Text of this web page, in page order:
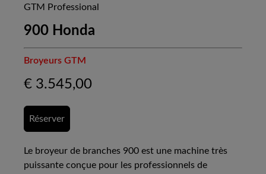
GTM Professional
900 Honda
Broyeurs GTM
€ 3.545,00
Réserver
Le broyeur de branches 900 est une machine très
puissante conçue pour les professionnels de